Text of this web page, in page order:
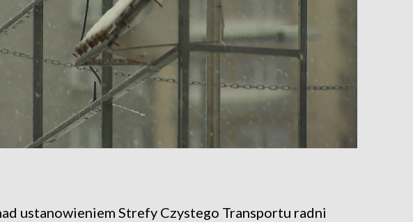
ustanowieniem Strefy Czystego Transportu radni